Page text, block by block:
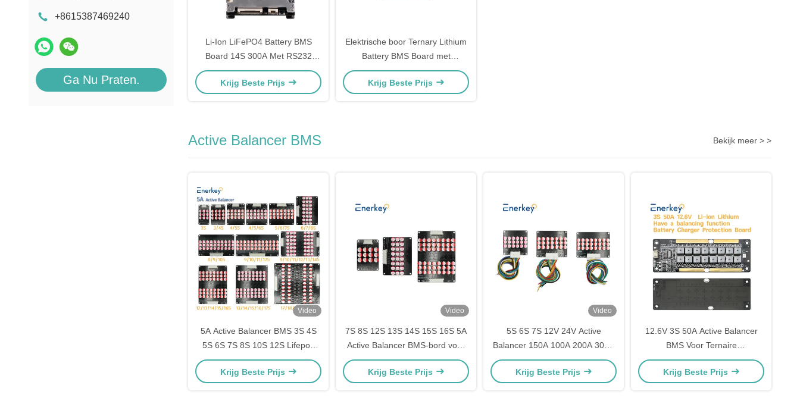
+8615387469240
Ga Nu Praten.
Li-Ion LiFePO4 Battery BMS
Board 14S 300A Met RS232
RS422 RS485 CAN USART
Protocol
Krijg Beste Prijs
Elektrische boor Ternary Lithium
Battery BMS Board met
piekstartstroom 60A
Krijg Beste Prijs
Active Balancer BMS Bekijk meer > >
Video
5A Active Balancer BMS 3S 4S
5S 6S 7S 8S 10S 12S Lifepo4
LTO Lithiumbatterij Equalizer
Krijg Beste Prijs
Video
7S 8S 12S 13S 14S 15S 16S 5A
Active Balancer BMS-bord voor
noodstroomvoorziening
Krijg Beste Prijs
Video
5S 6S 7S 12V 24V Active
Balancer 150A 100A 200A 300A
LFP / Lithiumbattery Protection
Board
Krijg Beste Prijs
12.6V 3S 50A Active Balancer
BMS Voor Ternaire
Lithiumbatterijpakket
Krijg Beste Prijs